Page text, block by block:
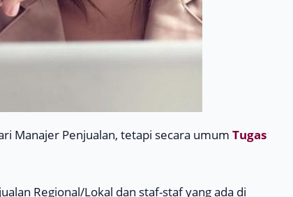
Manajer Penjualan, tetapi secara umum Tugas
Regional/Lokal dan staf-staf yang ada di